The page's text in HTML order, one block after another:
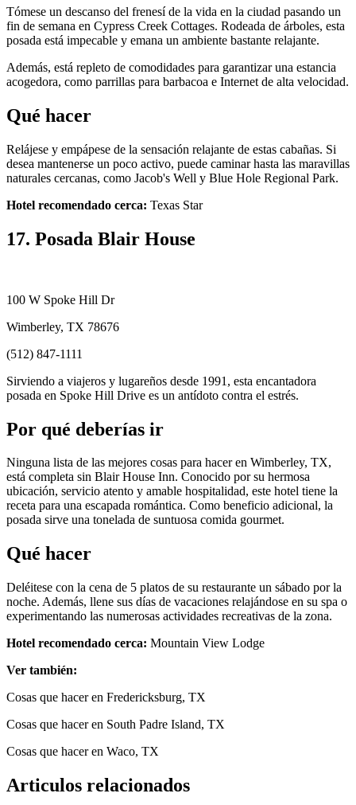
Tómese un descanso del frenesí de la vida en la ciudad pasando un
fin de semana en Cypress Creek Cottages. Rodeada de árboles, esta
posada está impecable y emana un ambiente bastante relajante.
Además, está repleto de comodidades para garantizar una estancia
acogedora, como parrillas para barbacoa e Internet de alta velocidad.
Qué hacer
Relájese y empápese de la sensación relajante de estas cabañas. Si
desea mantenerse un poco activo, puede caminar hasta las maravillas
naturales cercanas, como Jacob's Well y Blue Hole Regional Park.
Hotel recomendado cerca: Texas Star
17. Posada Blair House
100 W Spoke Hill Dr
Wimberley, TX 78676
(512) 847-1111
Sirviendo a viajeros y lugareños desde 1991, esta encantadora
posada en Spoke Hill Drive es un antídoto contra el estrés.
Por qué deberías ir
Ninguna lista de las mejores cosas para hacer en Wimberley, TX,
está completa sin Blair House Inn. Conocido por su hermosa
ubicación, servicio atento y amable hospitalidad, este hotel tiene la
receta para una escapada romántica. Como beneficio adicional, la
posada sirve una tonelada de suntuosa comida gourmet.
Qué hacer
Deléitese con la cena de 5 platos de su restaurante un sábado por la
noche. Además, llene sus días de vacaciones relajándose en su spa o
experimentando las numerosas actividades recreativas de la zona.
Hotel recomendado cerca: Mountain View Lodge
Ver también:
Cosas que hacer en Fredericksburg, TX
Cosas que hacer en South Padre Island, TX
Cosas que hacer en Waco, TX
Articulos relacionados